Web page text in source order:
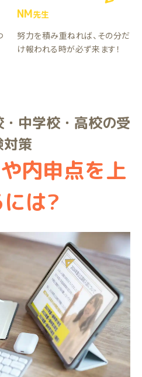
NM先生
努力を積み重ねれば、その分だ
け報われる時が必ず来ます！
中学校・高校の受
対策
内申点を上
は?